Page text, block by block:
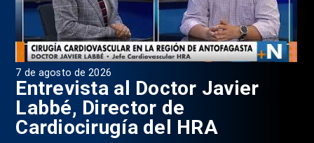
6 de agosto de 2026
Programa Pulso, Capítulo 199